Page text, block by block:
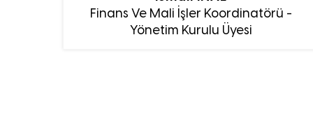
Finans Ve Mali İşler Koordinatörü -
Yönetim Kurulu Üyesi